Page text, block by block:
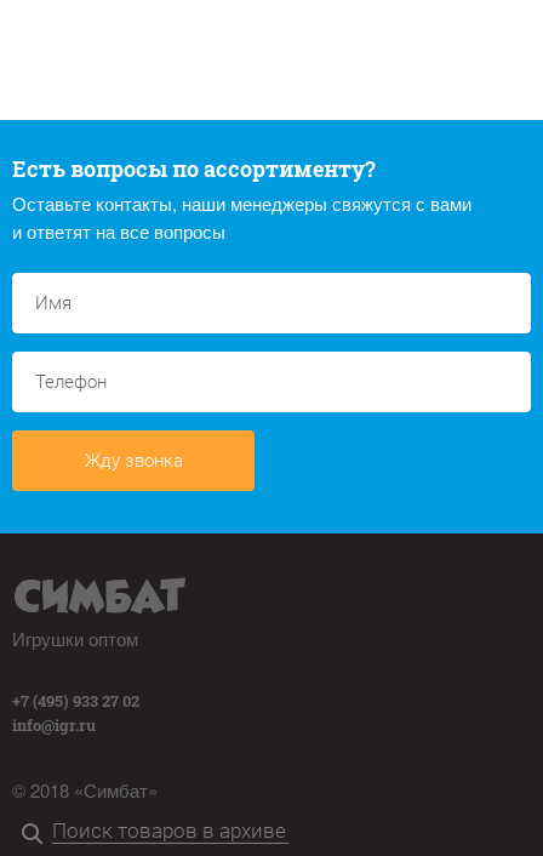
Есть вопросы по ассортименту?
Оставьте контакты, наши менеджеры свяжутся с вами
и ответят на все вопросы
Жду звонка
Игрушки оптом
+7 (495) 933 27 02
info@igr.ru
© 2018 «Симбат»